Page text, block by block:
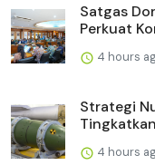
Satgas
Perkuat
4 hours
Strategi
4 hours